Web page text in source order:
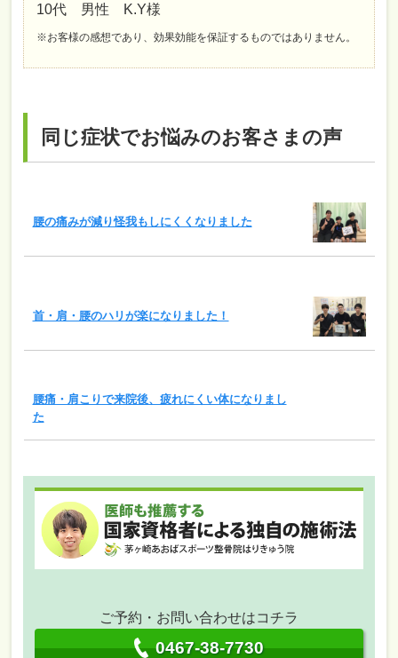
10代 男性 K.Y様
※お客様の感想であり、効果効能を保証するものではありません。
同じ症状でお悩みのお客さまの声
腰の痛みが減り怪我もしにくくなりました
首・肩・腰のハリが楽になりました！
腰痛・肩こりで来院後、疲れにくい体になりまし
た
ご予約・お問い合わせはコチラ
0467-38-7730